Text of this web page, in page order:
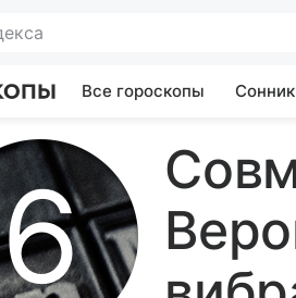
Все гороскопы Сонник